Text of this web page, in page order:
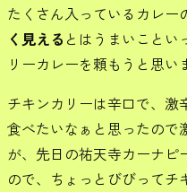
たくさん入っているカレー
く見える とはうまいことい
リーカレーを頼もうと思い
チキンカリーは辛口で、激
食べたいなぁと思ったので
が、先日の祐天寺カーナピ
ので、ちょっとびびって